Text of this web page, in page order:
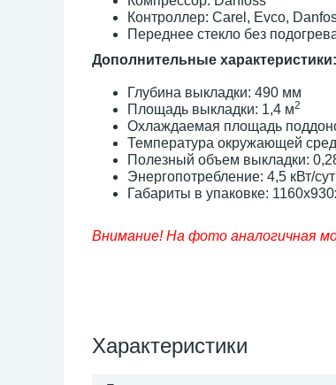
Контроллер: Carel, Evco,
Переднее стекло без
Дополнительные характеристики:
Глубина выкладки: 490 мм
Площадь выкладки: 1,4 м2
Охлаждаемая площадь
​Температура окружающей
Полезный объем выкладки:
Энергопотребление: 4,5 кВт/
Габариты в упаковке:
Внимание! На фото аналогичная
Характеристики